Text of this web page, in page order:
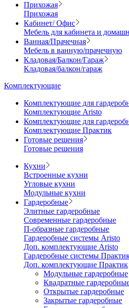
Прихожая
Прихожая
Кабинет/ Офис
Мебель для кабинета и
Ванная/Прачечная
Мебель в ванную/прачечную
Кладовая/Балкон/Гараж
Кладовая/балкон/гараж
Комплектующие
Комплектующие для
Комплектующие Aristo
Комплектующие для
Комплектующие Практик
Готовые решения
Готовые решения
Кухни
Встроенные кухни
Угловые кухни
Модульные кухни
Гардеробные
Элитные гардеробные
Современные гардеробные
П-образные гардеробные
Гардеробные системы Aristo
Доп. комплектующие Aristo
Гардеробные системы
Доп. комплектующие Практик
Модульные гардеробные
Квадратные
Открытые гардеробные
Закрытые гардеробные